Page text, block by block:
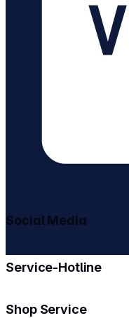
Service-Hotline
Shop Service
Social Media